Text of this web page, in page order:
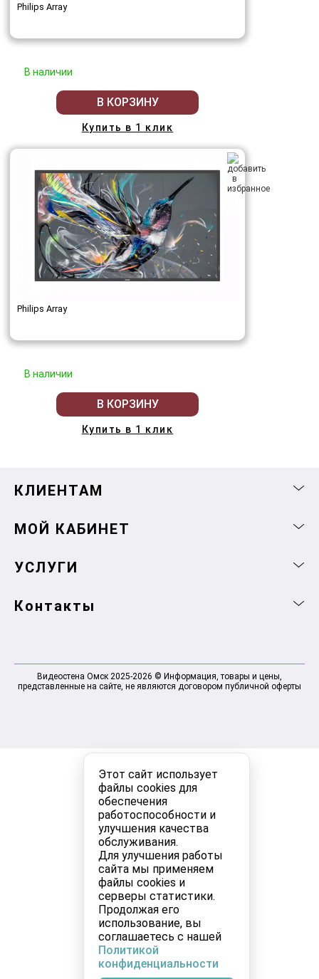
Этот сайт использует
файлы cookies для
обеспечения
работоспособности и
улучшения качества
обслуживания.
Для улучшения работы
сайта мы применяем
файлы cookies и
серверы статистики.
Продолжая его
использование, вы
соглашаетесь с нашей
Политикой
конфиденциальности
Philips Array
В наличии
В КОРЗИНУ
Купить в 1 клик
Philips Array
В наличии
В КОРЗИНУ
Купить в 1 клик
КЛИЕНТАМ
МОЙ КАБИНЕТ
УСЛУГИ
Контакты
Видеостена Омск 2025-2026 © Информация, товары и цены,
представленные на сайте, не являются договором публичной оферты